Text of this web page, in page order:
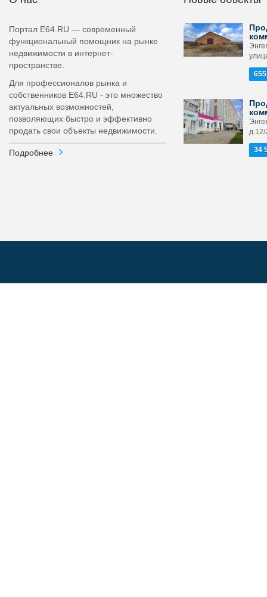
Портал E64.RU — современный
функциональный помощник на рынке
недвижимости в интернет-
пространстве.
Для профессионалов рынка и
собственников E64.RU - это множество
актуальных возможностей,
позволяющих быстро и эффективно
продать свои объекты недвижимости.
Подробнее
д.12/
34